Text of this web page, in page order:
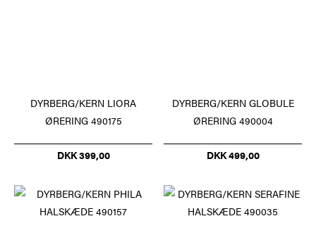
DYRBERG/KERN LIORA
ØRERING 490175
DKK 399,00
DYRBERG/KERN GLOBULE
ØRERING 490004
DKK 499,00